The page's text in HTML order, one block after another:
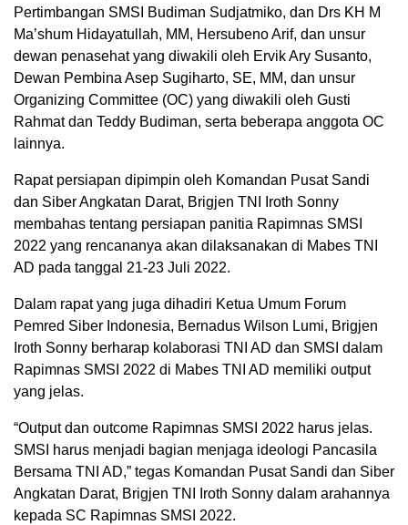
Pertimbangan SMSI Budiman Sudjatmiko, dan Drs KH M
Ma’shum Hidayatullah, MM, Hersubeno Arif, dan unsur
dewan penasehat yang diwakili oleh Ervik Ary Susanto,
Dewan Pembina Asep Sugiharto, SE, MM, dan unsur
Organizing Committee (OC) yang diwakili oleh Gusti
Rahmat dan Teddy Budiman, serta beberapa anggota OC
lainnya.
Rapat persiapan dipimpin oleh Komandan Pusat Sandi
dan Siber Angkatan Darat, Brigjen TNI Iroth Sonny
membahas tentang persiapan panitia Rapimnas SMSI
2022 yang rencananya akan dilaksanakan di Mabes TNI
AD pada tanggal 21-23 Juli 2022.
Dalam rapat yang juga dihadiri Ketua Umum Forum
Pemred Siber Indonesia, Bernadus Wilson Lumi, Brigjen
Iroth Sonny berharap kolaborasi TNI AD dan SMSI dalam
Rapimnas SMSI 2022 di Mabes TNI AD memiliki output
yang jelas.
“Output dan outcome Rapimnas SMSI 2022 harus jelas.
SMSI harus menjadi bagian menjaga ideologi Pancasila
Bersama TNI AD,” tegas Komandan Pusat Sandi dan Siber
Angkatan Darat, Brigjen TNI Iroth Sonny dalam arahannya
kepada SC Rapimnas SMSI 2022.